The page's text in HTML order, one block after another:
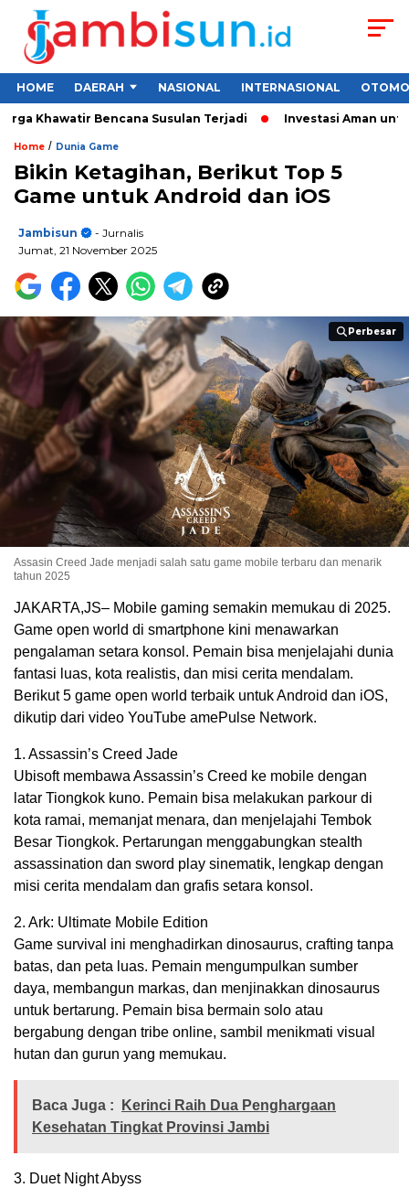
HOME DAERAH NASIONAL INTERNASIONAL
Khawatir Bencana Susulan Terjadi Investasi Aman untuk
Home / Dunia Game
Bikin Ketagihan, Berikut Top 5
Game untuk Android dan iOS
Jambisun
- Jurnalis
Jumat, 21 November 2025
Perbesar
Perbesar
Assasin Creed Jade menjadi salah satu game mobile terbaru dan menarik
tahun 2025
JAKARTA,JS– Mobile gaming semakin memukau di 2025.
Game open world di smartphone kini menawarkan
pengalaman setara konsol. Pemain bisa menjelajahi dunia
fantasi luas, kota realistis, dan misi cerita mendalam.
Berikut 5 game open world terbaik untuk Android dan iOS,
dikutip dari video YouTube amePulse Network.
1. Assassin’s Creed Jade
Ubisoft membawa Assassin’s Creed ke mobile dengan
latar Tiongkok kuno. Pemain bisa melakukan parkour di
kota ramai, memanjat menara, dan menjelajahi Tembok
Besar Tiongkok. Pertarungan menggabungkan stealth
assassination dan sword play sinematik, lengkap dengan
misi cerita mendalam dan grafis setara konsol.
2. Ark: Ultimate Mobile Edition
Game survival ini menghadirkan dinosaurus, crafting tanpa
batas, dan peta luas. Pemain mengumpulkan sumber
daya, membangun markas, dan menjinakkan dinosaurus
untuk bertarung. Pemain bisa bermain solo atau
bergabung dengan tribe online, sambil menikmati visual
hutan dan gurun yang memukau.
Baca Juga :
Kerinci Raih Dua Penghargaan
Kesehatan Tingkat Provinsi Jambi
3. Duet Night Abyss